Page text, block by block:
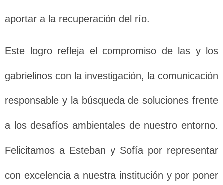
aportar a la recuperación del río.
Este logro refleja el compromiso de las y los
gabrielinos con la investigación, la comunicación
responsable y la búsqueda de soluciones frente
a los desafíos ambientales de nuestro entorno.
Felicitamos a Esteban y Sofía por representar
con excelencia a nuestra institución y por poner